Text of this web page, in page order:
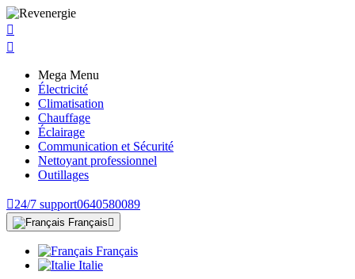


Mega Menu
Électricité
Climatisation
Chauffage
Éclairage
Communication et Sécurité
Nettoyant professionnel
Outillages
24/7 support0640580089
Français 
Français
Italie